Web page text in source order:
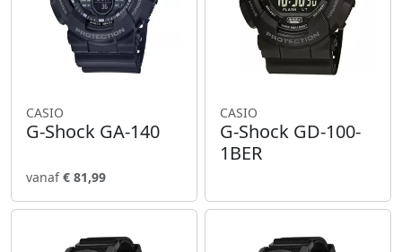
CASIO
G-Shock GA-140
vanaf€ 81,99
CASIO
G-Shock GD-100-
1BER